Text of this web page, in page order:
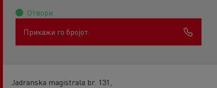
Отвори
Прикажи го бројот
Jadranska magistrala br. 131,